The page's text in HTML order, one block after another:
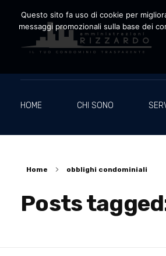
HOME CHI SONO
Home obblighi condominiali
Posts
Questo sito fa uso di cookie per
messaggi promozionali sulla base dei